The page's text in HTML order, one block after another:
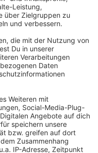
den Tag noch einmal
am Strand
den Strand
einzigartige
ist kostenfrei.